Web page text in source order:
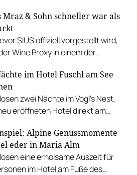
Mraz & Sohn schneller war als
SIUS offiziell vorgestellt wird,
Wine Proxy in einem der
Ein Zufall. Und irgendwie
im Hotel Fuschl am See
zwei Nächte im Vogl’s Nest,
eröffneten Hotel direkt am
Alpine Genussmomente
eder in Maria Alm
eine erholsame Auszeit für
im Hotel am Fuße des